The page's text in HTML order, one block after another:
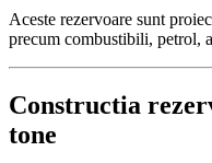
Aceste rezervoare sunt
precum combustibili, petrol,
Constructia
tone